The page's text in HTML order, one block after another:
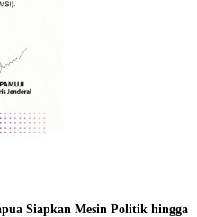
Siapkan Mesin Politik hingga